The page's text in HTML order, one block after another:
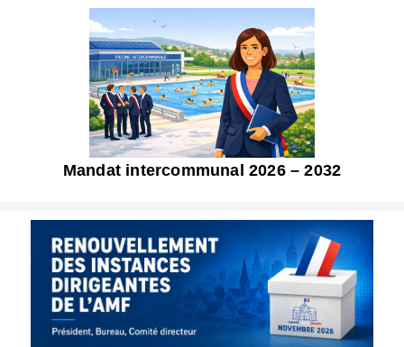
Mandat intercommunal 2026 – 2032